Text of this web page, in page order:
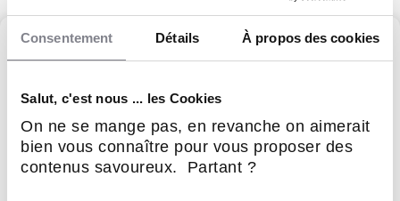
Consentement Détails À propos des cookies
Salut, c'est nous ... les Cookies
On ne se mange pas, en revanche on aimerait
bien vous connaître pour vous proposer des
contenus savoureux. Partant ?
Crédit Conseil de France
Crédit Conseil de France, 1er réseau indépendant de
courtage en France